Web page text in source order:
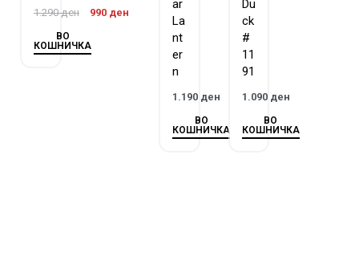
1.290ден 990 ден
ВО
КОШНИЧКА
ar
La
nt
er
n
1.190 ден
ВО
КОШНИЧКА
Du
ck
#
11
91
1.090 ден
ВО
КОШНИЧКА